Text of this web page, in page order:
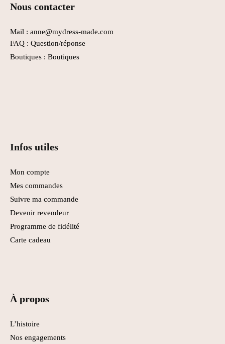
Nous contacter
Mail : anne@mydress-made.com
FAQ : Question/réponse
Boutiques : Boutiques
Infos utiles
Mon compte
Mes commandes
Suivre ma commande
Devenir revendeur
Programme de fidélité
Carte cadeau
À propos
L’histoire
Nos engagements